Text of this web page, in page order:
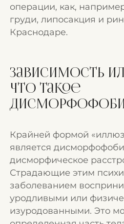
операции, как,
груди, липосакция и
Краснодаре.
Зависимость
Что такое
Крайней формой
является
дисморфическое
Страдающие этим
заболеванием
уродливыми или
изуродованными. Это